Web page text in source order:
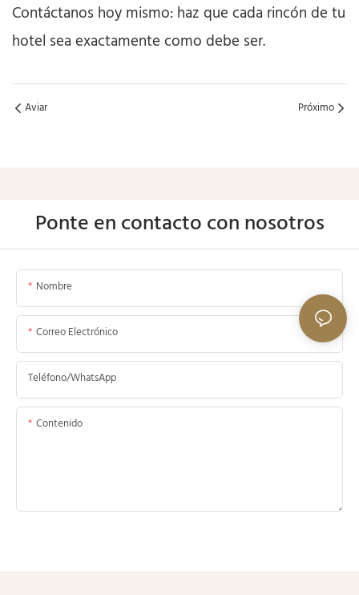
Contáctanos hoy mismo: haz que cada rincón de tu
hotel sea exactamente como debe ser.
Aviar Próximo
Ponte en contacto con nosotros
Nombre
Correo Electrónico
Teléfono/WhatsApp
Contenido